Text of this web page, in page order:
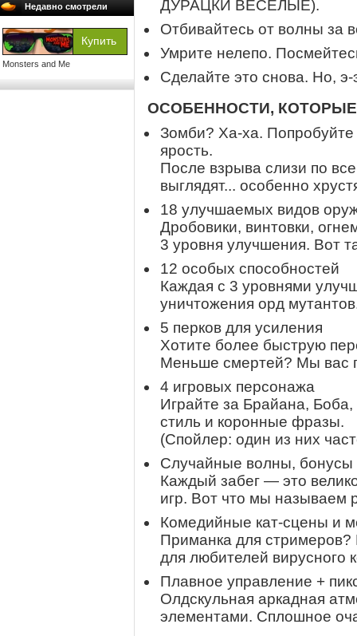
Недавно смотрели
Monsters and Me
ДУРАЦКИ ВЕСЕЛЫЕ).
Отбивайтесь от волны за
Умрите нелепо.
Сделайте это снова. Но,
ОСОБЕННОСТИ,
Зомби? Ха-ха.
ярость.
После взрыва слизи по
выглядят... особенно
18 улучшаемых видов
Дробовики, винтовки,
3 уровня улучшения. Вот
12 особых способностей
Каждая с 3 уровнями
уничтожения орд
5 перков для усиления
Хотите более быструю
Меньше смертей? Мы вас
4 игровых персонажа
Играйте за Брайана,
стиль и коронные фразы.
(Спойлер: один из них
Случайные волны, бонусы
Каждый забег — это
игр. Вот что мы называем
Комедийные кат-сцены и
Приманка для
для любителей вирусного
Плавное управление +
Олдскульная аркадная
элементами. Сплошное